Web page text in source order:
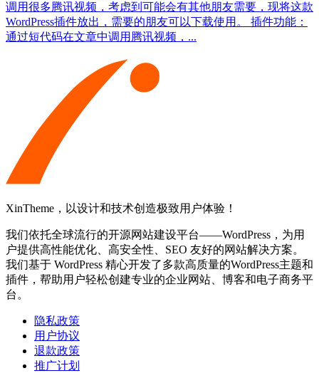
调用很多腾讯视频，考虑到可能会有其他朋友需要，现将这款
WordPress插件放出，需要的朋友可以下载使用。 插件功能：
通过短代码在文章中调用腾讯视频，...
XinTheme，以设计和技术创造极致用户体验！
我们依托全球流行的开源网站建设平台——WordPress，为用
户提供高性能优化、高安全性、SEO 友好的网站解决方案。
我们基于 WordPress 精心开发了多款高质量的WordPress主题和
插件，帮助用户轻松创建专业的企业网站、博客和电子商务平
台。
隐私政策
用户协议
退款政策
推广计划